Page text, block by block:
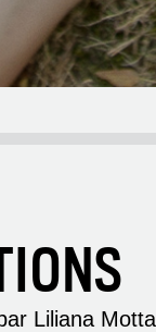
Liliana Motta